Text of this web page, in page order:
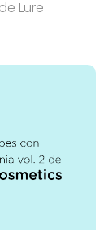
Lure